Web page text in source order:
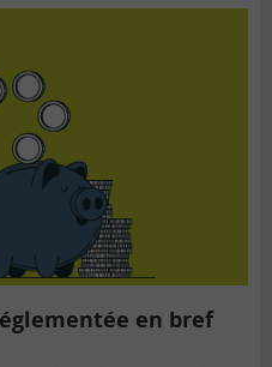
en bref